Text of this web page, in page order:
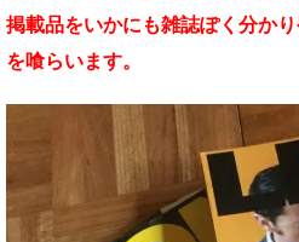
掲載品をいかにも雑誌ぽく分か
を喰らいます。